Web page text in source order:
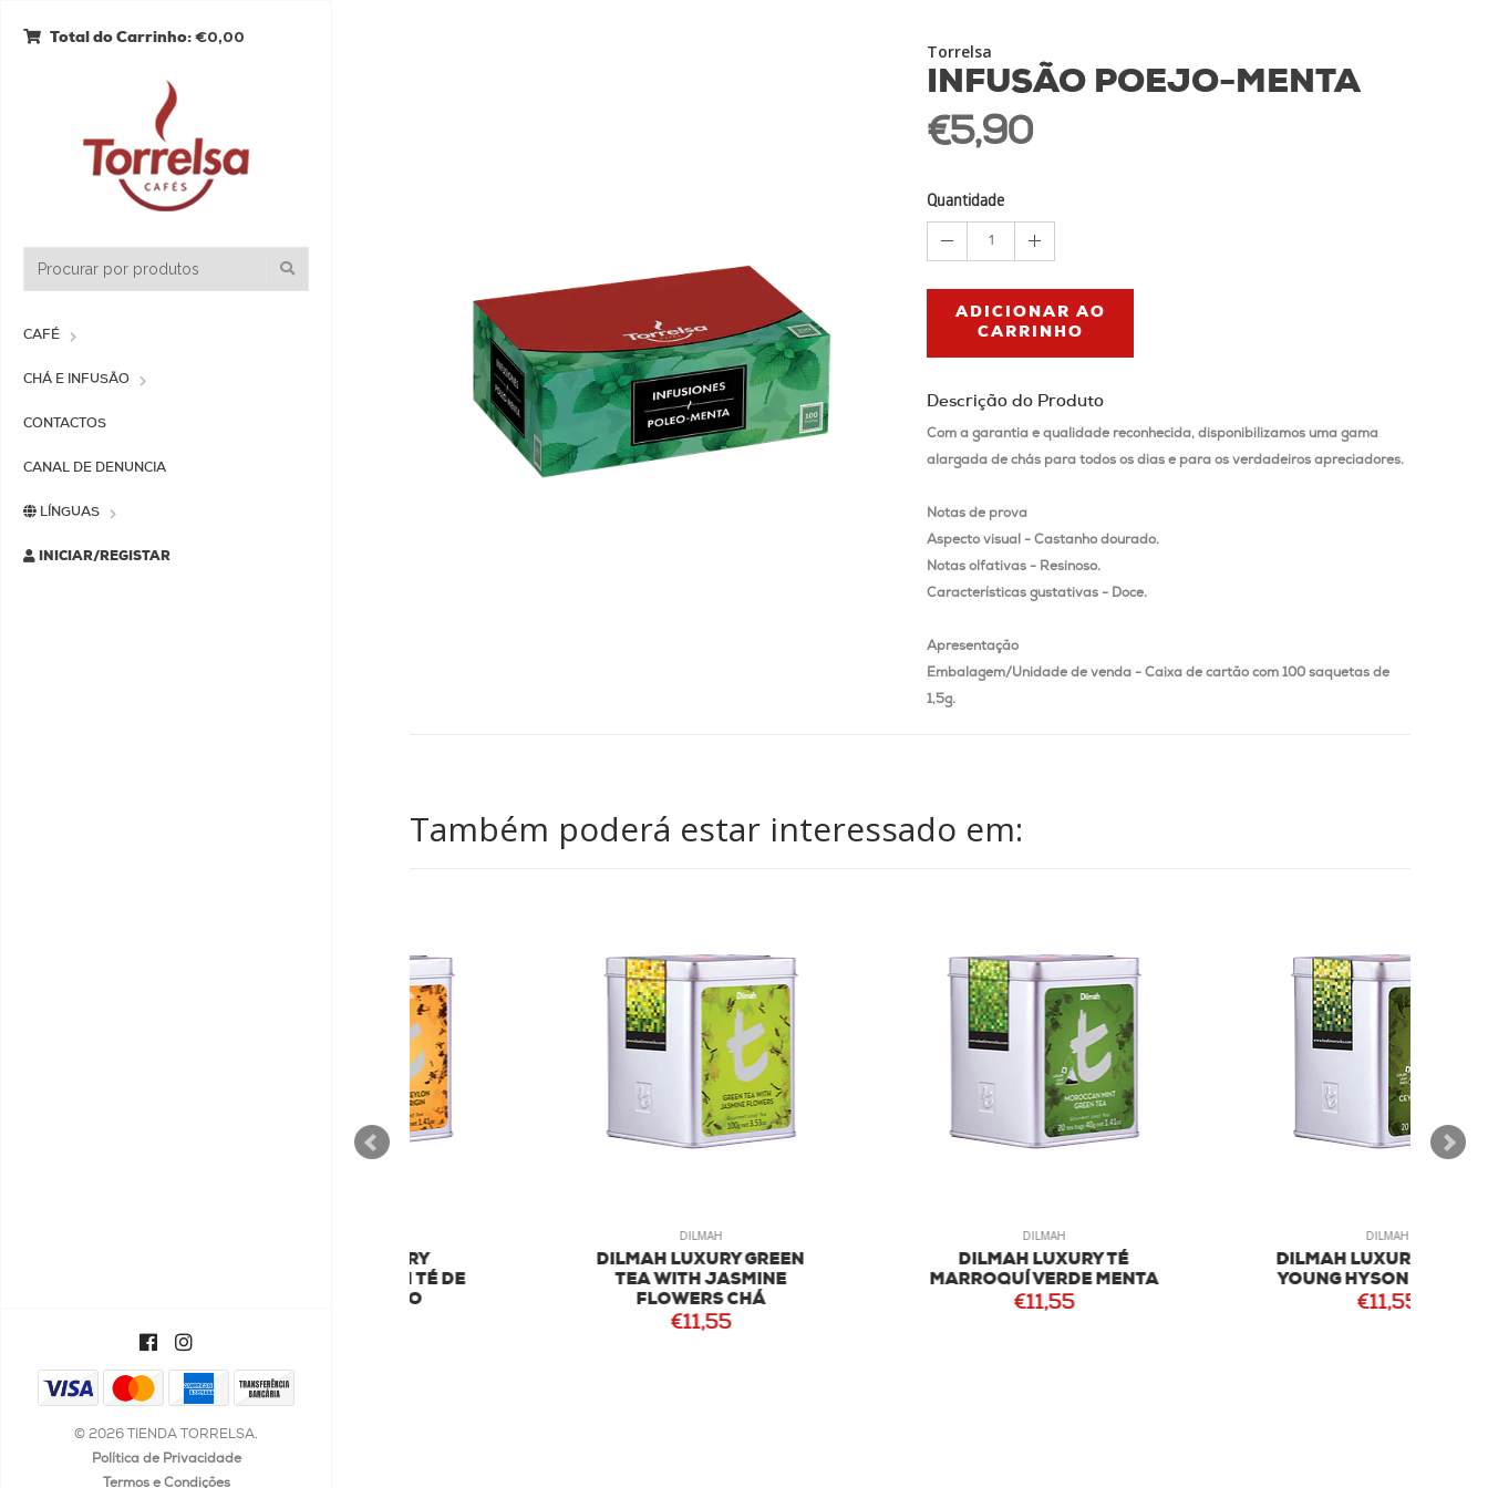
Total do Carrinho: €0,00
CAFÉ
CHÁ E INFUSÃO
CONTACTOS
CANAL DE DENUNCIA
LÍNGUAS
INICIAR/REGISTAR
© 2026 TIENDA TORRELSA.
Política de Privacidade
Termos e Condições
Torrelsa
INFUSÃO POEJO-MENTA
€5,90
Quantidade
1
ADICIONAR AO
CARRINHO
Descrição do Produto
Com a garantia e qualidade reconhecida, disponibilizamos uma gama
alargada de chás para todos os dias e para os verdadeiros apreciadores.
Notas de prova
Aspecto visual - Castanho dourado.
Notas olfativas - Resinoso.
Características gustativas - Doce.
Apresentação
Embalagem/Unidade de venda - Caixa de cartão com 100 saquetas de
1,5g.
Também poderá estar interessado em:
DILMAH LUXURY GREEN
TEA WITH JASMINE
DILMAH LUXURY TÉ
MARROQUÍ VERDE MENTA
DILMAH LUXURY CEYLON
YOUNG HYSON VERDE TÉ